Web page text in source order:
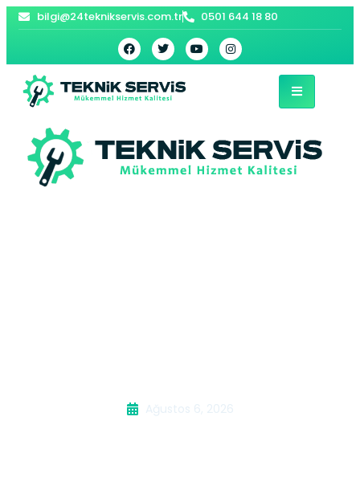
bilgi@24teknikservis.com.tr 0501 644 18 80
Ağustos 6, 2026